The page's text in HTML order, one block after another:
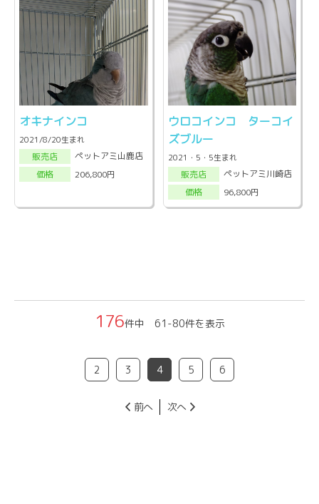
オキナインコ
2021/8/20生まれ
販売店
ペットアミ山鹿店
価格
206,800円
ウロコインコ ターコイ
ズブルー
2021・5・5生まれ
販売店
ペットアミ川崎店
価格
96,800円
176件中 61-80件を表示
2 3 4 5 6
前へ 次へ